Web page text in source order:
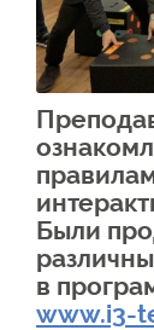
Были
в
www.i3-